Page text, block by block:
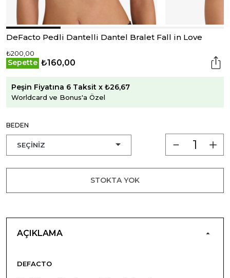
DeFacto Pedli Dantelli Dantel Bralet Fall in Love
₺200,00
Sepette ₺160,00
Peşin Fiyatına 6 Taksit x ₺26,67
Worldcard ve Bonus'a Özel
BEDEN
STOKTA YOK
AÇIKLAMA
DEFACTO